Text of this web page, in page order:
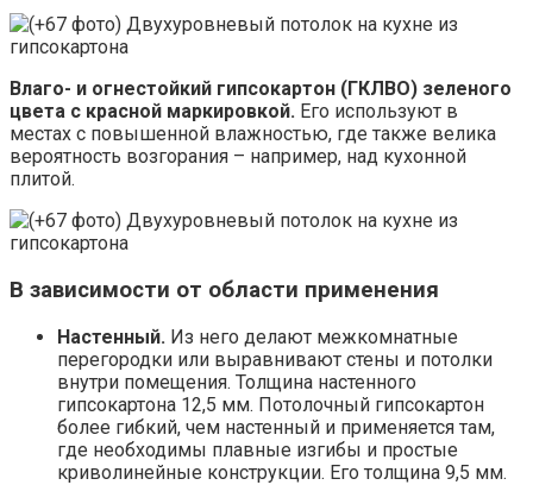
Влаго- и огнестойкий гипсокартон (ГКЛВО) зеленого
цвета с красной маркировкой. Его используют в
местах с повышенной влажностью, где также велика
вероятность возгорания – например, над кухонной
плитой.
В зависимости от области применения
Настенный. Из него делают межкомнатные
перегородки или выравнивают стены и потолки
внутри помещения. Толщина настенного
гипсокартона 12,5 мм. Потолочный гипсокартон
более гибкий, чем настенный и применяется там,
где необходимы плавные изгибы и простые
криволинейные конструкции. Его толщина 9,5 мм.